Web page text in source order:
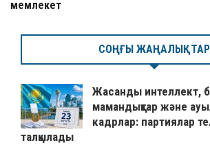
мемлекет
СОҢҒЫ ЖАҢАЛЫҚТАР
Жасанды интеллект,
мамандықтар және
кадрлар: партиялар
талқылады